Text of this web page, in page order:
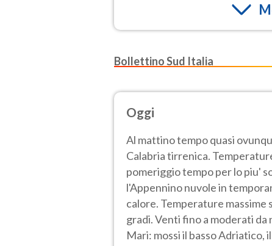
Bollettino Sud Italia
Oggi
Al mattino tempo quasi
Calabria tirrenica.
pomeriggio tempo per lo piu'
l'Appennino nuvole in
calore. Temperature
gradi. Venti fino a moderati
Mari: mossi il basso Adriatico,